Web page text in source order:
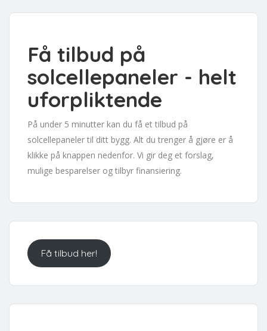
Få tilbud på
solcellepaneler - helt
uforpliktende
På under 5 minutter kan du få et tilbud på
solcellepaneler til ditt bygg. Alt du trenger å gjøre er å
klikke på knappen nedenfor. Vi gir deg et forslag,
mulige besparelser og tilbyr finansiering.
Få tilbud her!